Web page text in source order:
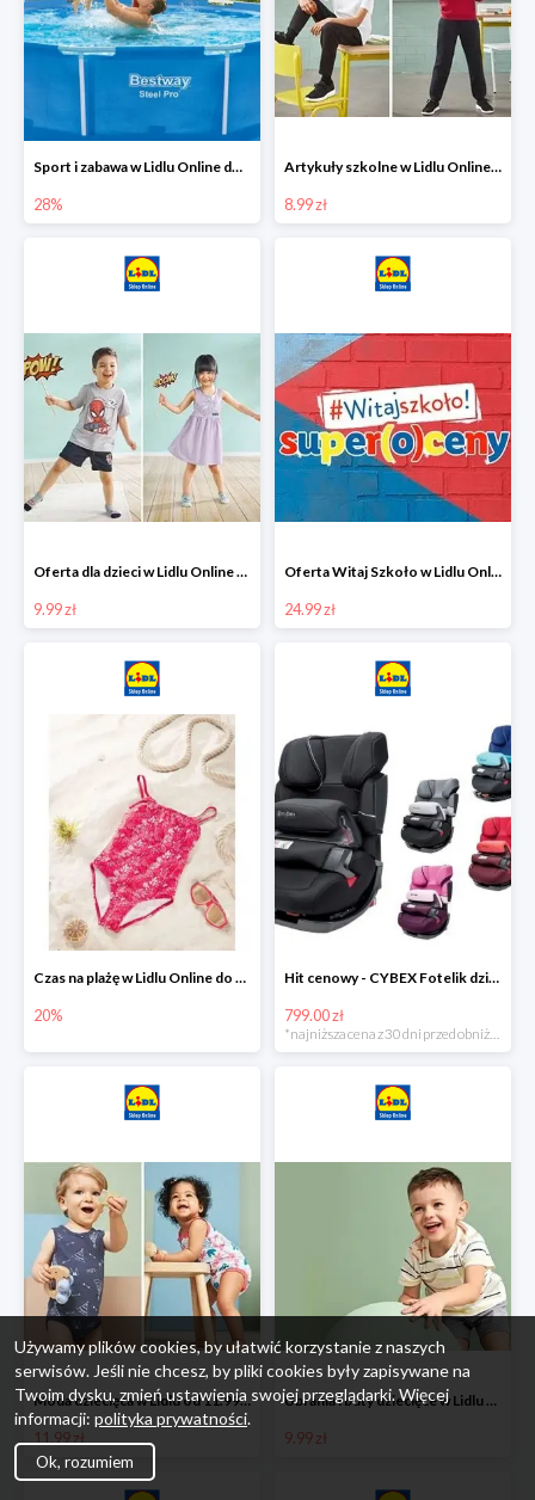
Sport i zabawa w Lidlu Online do -28%
28%
Artykuły szkolne w Lidlu Online od 8,99 zł
8.99 zł
Oferta dla dzieci w Lidlu Online od 9,99 zł
9.99 zł
Oferta Witaj Szkoło w Lidlu Online od 24,99 zł
24.99 zł
Czas na plażę w Lidlu Online do -20%
20%
Hit cenowy - CYBEX Fotelik dziecięcy samochodowy Pallasfix grupa I-III, 9-36 kg
799.00 zł
Moda dziecięca w Lidlu od 11.99 zł
11.99 zł
Ubrania i buty dziecięce w Lidlu Online od 9,99 zł
9.99 zł
Używamy plików cookies, by ułatwić korzystanie z naszych
serwisów. Jeśli nie chcesz, by pliki cookies były zapisywane na
Twoim dysku, zmień ustawienia swojej przeglądarki. Więcej
informacji: polityka prywatności.
Ok, rozumiem